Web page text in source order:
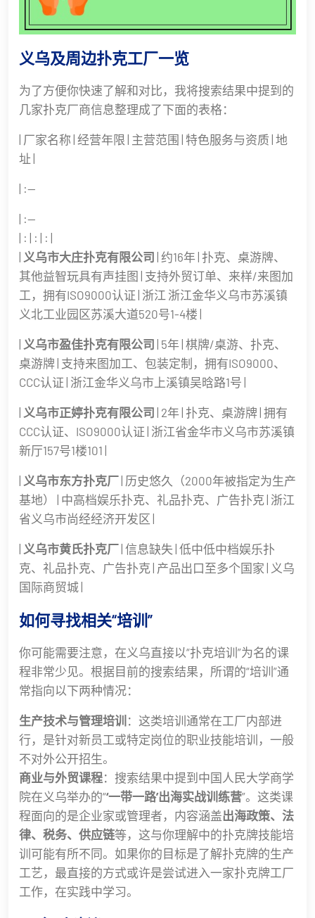
义乌及周边扑克工厂一览
为了方便你快速了解和对比，我将搜索结果中提到的
几家扑克厂商信息整理成了下面的表格：
| 厂家名称 | 经营年限 | 主营范围 | 特色服务与资质 | 地
址 |
| :--
| :--
| : | : | : |
| 义乌市大庄扑克有限公司 | 约16年 | 扑克、桌游牌、
其他益智玩具有声挂图 | 支持外贸订单、来样/来图加
工，拥有ISO9000认证 | 浙江 浙江金华义乌市苏溪镇
义北工业园区苏溪大道520号1-4楼 |
| 义乌市盈佳扑克有限公司 | 5年 | 棋牌/桌游、扑克、
桌游牌 | 支持来图加工、包装定制，拥有ISO9000、
CCC认证 | 浙江金华义乌市上溪镇吴晗路1号 |
| 义乌市正婷扑克有限公司 | 2年 | 扑克、桌游牌 | 拥有
CCC认证、ISO9000认证 | 浙江省金华市义乌市苏溪镇
新厅157号1楼101 |
| 义乌市东方扑克厂| 历史悠久（2000年被指定为生产
基地） | 中高档娱乐扑克、礼品扑克、广告扑克 | 浙江
省义乌市尚经经济开发区 |
| 义乌市黄氏扑克厂| 信息缺失 | 低中低中档娱乐扑
克、礼品扑克、广告扑克 | 产品出口至多个国家 | 义乌
国际商贸城 |
如何寻找相关“培训”
你可能需要注意，在义乌直接以“扑克培训”为名的课
程非常少见。根据目前的搜索结果，所谓的“培训”通
常指向以下两种情况：
生产技术与管理培训 ：这类培训通常在工厂内部进
行，是针对新员工或特定岗位的职业技能培训，一般
不对外公开招生。
商业与外贸课程：搜索结果中提到中国人民大学商学
院在义乌举办的“‘一带一路’出海实战训练营”。这类课
程面向的是企业家或管理者，内容涵盖出海政策、法
律、税务、供应链等，这与你理解中的扑克牌技能培
训可能有所不同。如果你的目标是了解扑克牌的生产
工艺，最直接的方式或许是尝试进入一家扑克牌工厂
工作，在实践中学习。